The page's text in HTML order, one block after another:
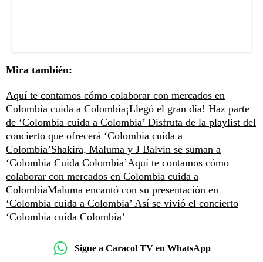
Mira también:
Aquí te contamos cómo colaborar con mercados en
Colombia cuida a Colombia¡Llegó el gran día! Haz parte
de ‘Colombia cuida a Colombia’ Disfruta de la playlist del
concierto que ofrecerá ‘Colombia cuida a
Colombia’Shakira, Maluma y J Balvin se suman a
‘Colombia Cuida Colombia’Aquí te contamos cómo
colaborar con mercados en Colombia cuida a
ColombiaMaluma encantó con su presentación en
‘Colombia cuida a Colombia’ Así se vivió el concierto
‘Colombia cuida Colombia’
Sigue a Caracol TV en WhatsApp